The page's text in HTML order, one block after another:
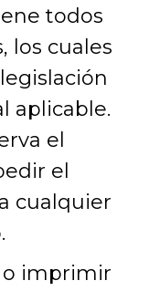
todos
los cuales
aplicable.
el
el
cualquier
o imprimir